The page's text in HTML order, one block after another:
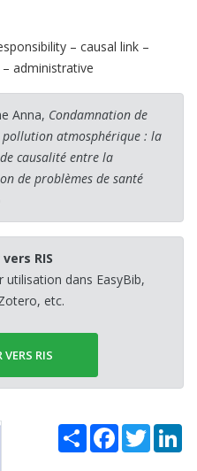
– causal link –
administrative
Anna, Condamnation de
pollution atmosphérique : la
causalité entre la
de problèmes de santé
RIS
utilisation dans EasyBib,
etc.
VERS RIS
Share Facebook
Twitter